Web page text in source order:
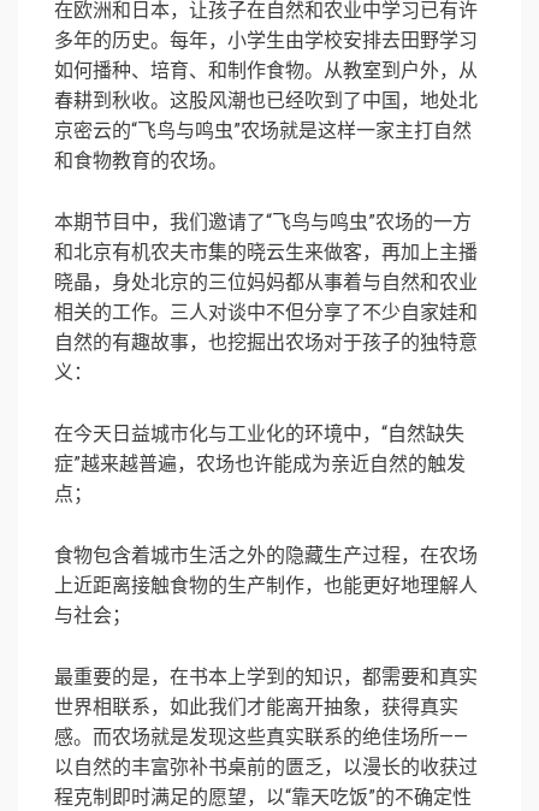
在欧洲和日本，让孩子在自然和农业中学习已有许
多年的历史。每年，小学生由学校安排去田野学习
如何播种、培育、和制作食物。从教室到户外，从
春耕到秋收。这股风潮也已经吹到了中国，地处北
京密云的“飞鸟与鸣虫”农场就是这样一家主打自然
和食物教育的农场。
本期节目中，我们邀请了“飞鸟与鸣虫”农场的一方
和北京有机农夫市集的晓云生来做客，再加上主播
晓晶，身处北京的三位妈妈都从事着与自然和农业
相关的工作。三人对谈中不但分享了不少自家娃和
自然的有趣故事，也挖掘出农场对于孩子的独特意
义：
在今天日益城市化与工业化的环境中，“自然缺失
症”越来越普遍，农场也许能成为亲近自然的触发
点；
食物包含着城市生活之外的隐藏生产过程，在农场
上近距离接触食物的生产制作，也能更好地理解人
与社会；
最重要的是，在书本上学到的知识，都需要和真实
世界相联系，如此我们才能离开抽象，获得真实
感。而农场就是发现这些真实联系的绝佳场所——
以自然的丰富弥补书桌前的匮乏，以漫长的收获过
程克制即时满足的愿望，以“靠天吃饭”的不确定性